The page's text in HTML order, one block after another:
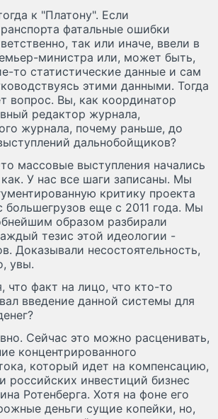
к "Платону". Если
фатальные ошибки
так или иначе, ввели в
министра или, может быть,
то статистические данные и сам
этими данными. Тогда
вопрос. Вы, как координатор
редактор журнала,
журнала, почему раньше, до
дальнобойщиков?
массовые выступления начались
У нас все шаги записаны. Мы
критику проекта
большегрузов еще с 2011 года. Мы
образом разбирали
тезис этой идеологии -
Доказывали несостоятельность,
увы.
что факт на лицо, что кто-то
введение данной системы для
Сейчас это можно расценивать,
концентрированного
который идет на компенсацию,
российских инвестиций бизнес
Ротенберга. Хотя на фоне его
деньги сущие копейки, но,